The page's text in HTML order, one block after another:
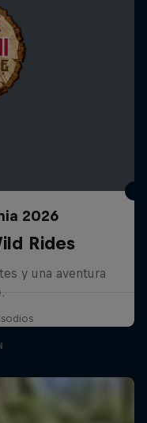
2026
Rides
y una aventura